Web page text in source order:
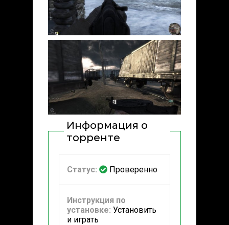
Информация о
торренте
Статус: Проверенно
Инструкция по
установке: Установить
и играть